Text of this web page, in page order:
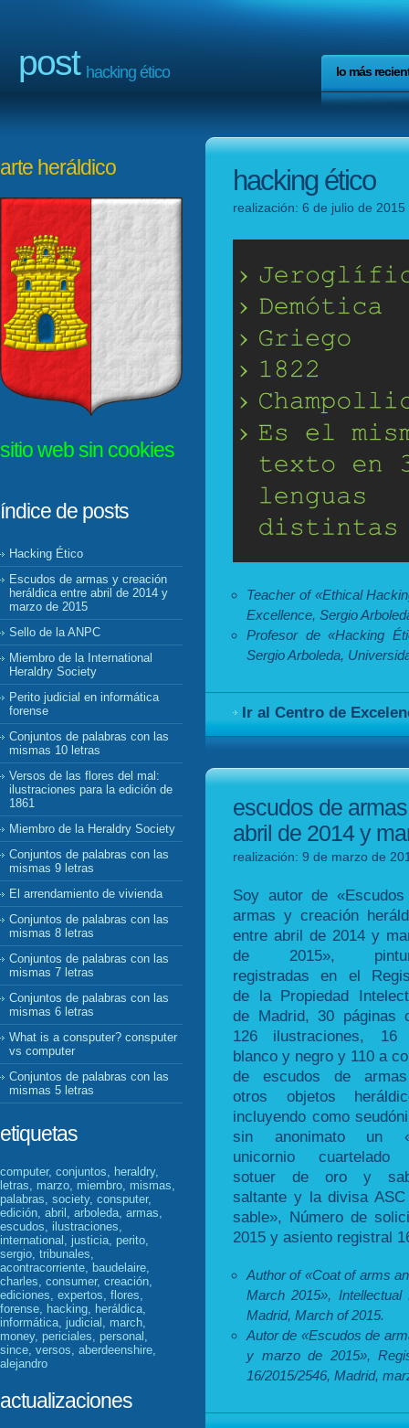
post hacking ético lo más
arte heráldico
sitio web sin cookies
índice de posts
Hacking Ético
Escudos de armas y creación
heráldica entre abril de 2014 y
marzo de 2015
Sello de la ANPC
Miembro de la International
Heraldry Society
Perito judicial en informática
forense
Conjuntos de palabras con las
mismas 10 letras
Versos de las flores del mal:
ilustraciones para la edición de
1861
Miembro de la Heraldry Society
Conjuntos de palabras con las
mismas 9 letras
El arrendamiento de vivienda
Conjuntos de palabras con las
mismas 8 letras
Conjuntos de palabras con las
mismas 7 letras
Conjuntos de palabras con las
mismas 6 letras
What is a consputer? consputer
vs computer
Conjuntos de palabras con las
mismas 5 letras
etiquetas
computer, conjuntos, heraldry,
letras, marzo, miembro, mismas,
palabras, society, consputer,
edición, abril, arboleda, armas,
escudos, ilustraciones,
international, justicia, perito,
sergio, tribunales,
acontracorriente, baudelaire,
charles, consumer, creación,
ediciones, expertos, flores,
forense, hacking, heráldica,
informática, judicial, march,
money, periciales, personal,
since, versos, aberdeenshire,
alejandro
actualizaciones
hacking ético
realización: 6 de julio de
Teacher of «Ethical
Excellence, Sergio
Profesor de «Hacking
Sergio Arboleda,
Ir al Centro de
escudos de
abril de 2014 y
realización: 9 de marzo de
Soy autor de
armas y creación
entre abril de 2014 y
de 2015»,
registradas en el
de la Propiedad
de Madrid, 30 páginas
126 ilustraciones, 16
blanco y negro y 110 a
de escudos de
otros objetos
incluyendo como
sin anonimato un
unicornio cuartelado
sotuer de oro y
saltante y la divisa
sable», Número de
2015 y asiento registral
Author of «Coat of arms
March 2015», Intellectual
Madrid, March of 2015.
Autor de «Escudos de
y marzo de 2015»,
16/2015/2546, Madrid,